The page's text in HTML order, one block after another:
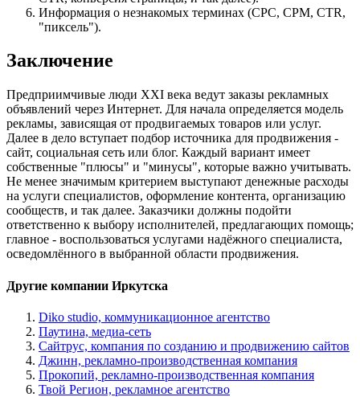
Информация о незнакомых терминах (CPC, CPM, CTR,
"пиксель").
Заключение
Предприимчивые люди XXI века ведут заказы рекламных
объявлений через Интернет. Для начала определяется модель
рекламы, зависящая от продвигаемых товаров или услуг.
Далее в дело вступает подбор источника для продвижения -
сайт, социальная сеть или блог. Каждый вариант имеет
собственные "плюсы" и "минусы", которые важно учитывать.
Не менее значимым критерием выступают денежные расходы
на услуги специалистов, оформление контента, организацию
сообществ, и так далее. Заказчики должны подойти
ответственно к выбору исполнителей, предлагающих помощь;
главное - воспользоваться услугами надёжного специалиста,
осведомлённого в выбранной области продвижения.
Другие компании Иркутска
Diko studio, коммуникационное агентство
Паутина, медиа-сеть
Сайтрус, компания по созданию и продвижению сайтов
Джинн, рекламно-производственная компания
Прокопий, рекламно-производственная компания
Твой Регион, рекламное агентство